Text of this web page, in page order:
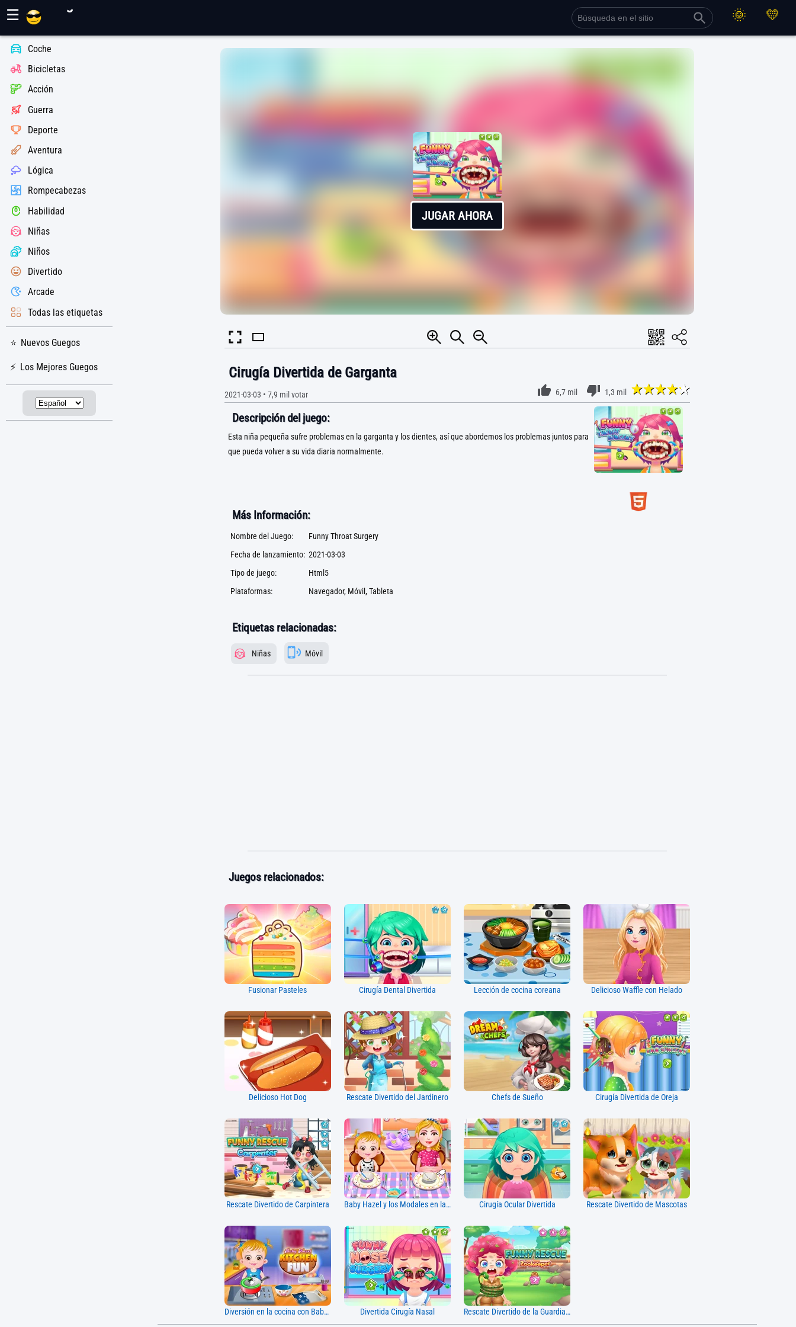
☰
Coche
Bicicletas
Acción
Guerra
Deporte
Aventura
Lógica
Rompecabezas
Habilidad
Niñas
Niños
Divertido
Arcade
Todas las etiquetas
Nuevos Guegos
Los Mejores Guegos
JUGAR AHORA
Cirugía Divertida de Garganta
2021-03-03 • 7,9 mil votar 6,7 mil 1,3 mil
Descripción del juego:
Esta niña pequeña sufre problemas en la garganta y los dientes, así que abordemos los problemas juntos para
que pueda volver a su vida diaria normalmente.
Más Información:
Nombre del Juego:
Funny Throat Surgery
Fecha de lanzamiento: 2021-03-03
Tipo de juego:
Html5
Plataformas:
Navegador, Móvil, Tableta
Etiquetas relacionadas:
Niñas Móvil
Juegos relacionados:
Fusionar Pasteles Cirugía Dental Divertida Lección de cocina coreana Delicioso Waffle con Helado
Delicioso Hot Dog Rescate Divertido del Jardinero Chefs de Sueño Cirugía Divertida de Oreja
Rescate Divertido de Carpintera Baby Hazel y los Modales en la Cena Cirugía Ocular Divertida Rescate Divertido de Mascotas
Diversión en la cocina con Baby Hazel Divertida Cirugía Nasal Rescate Divertido de la Guardiana del Zoológico